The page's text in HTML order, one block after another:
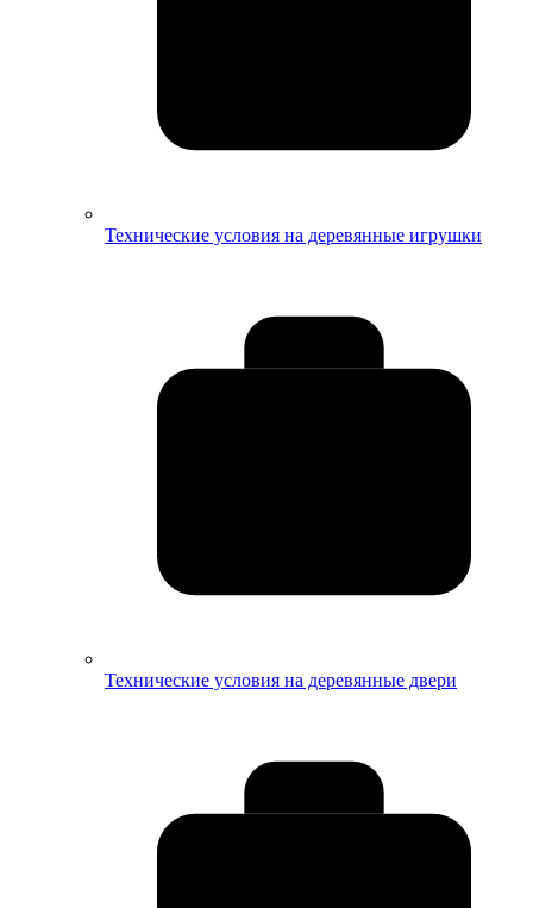
Технические условия на деревянные игрушки
Технические условия на деревянные двери